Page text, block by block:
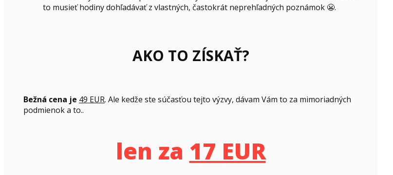
to musieť hodiny dohľadávať z vlastných, častokrát neprehľadných poznámok 😬.
AKO TO ZÍSKAŤ?
Bežná cena je 49 EUR. Ale kedže ste súčasťou tejto výzvy, dávam Vám to za mimoriadných
podmienok a to..
len za 17 EUR